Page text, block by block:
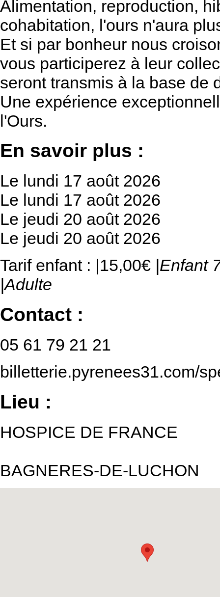
Alimentation, reproduction,
cohabitation, l'ours n'aura
Et si par bonheur nous
vous participerez à leur
seront transmis à la base de
Une expérience
l'Ours.
En savoir plus :
Le lundi 17 août 2026
Le lundi 17 août 2026
Le jeudi 20 août 2026
Le jeudi 20 août 2026
Tarif enfant : |15,00€ |Enfant
|Adulte
Contact :
05 61 79 21 21
billetterie.pyrenees31.com/
Lieu :
HOSPICE DE FRANCE
BAGNERES-DE-LUCHON